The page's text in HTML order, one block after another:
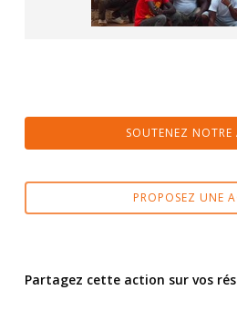
SOUTENEZ
PROPOSEZ UNE
Partagez cette action sur vos